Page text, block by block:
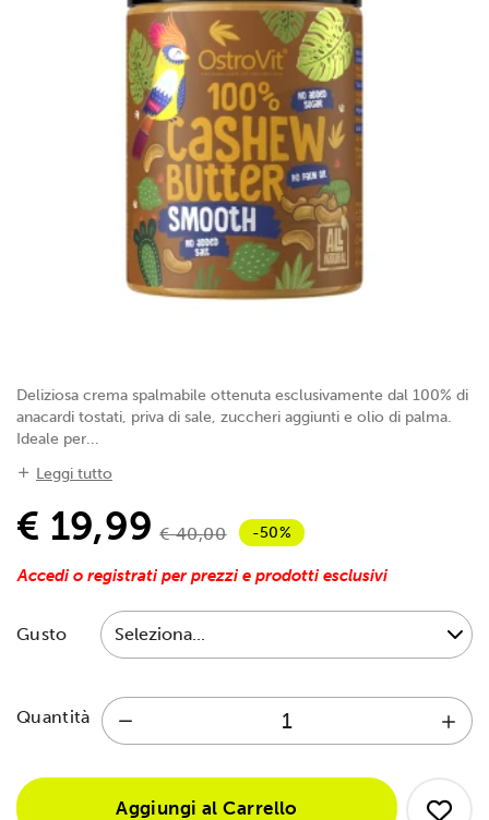
Deliziosa crema spalmabile ottenuta esclusivamente dal 100% di
anacardi tostati, priva di sale, zuccheri aggiunti e olio di palma.
Ideale per...
Leggi tutto
€ 19,99 € 40,00 -50%
Accedi o registrati per prezzi e prodotti esclusivi
Gusto
Quantità
Aggiungi al Carrello